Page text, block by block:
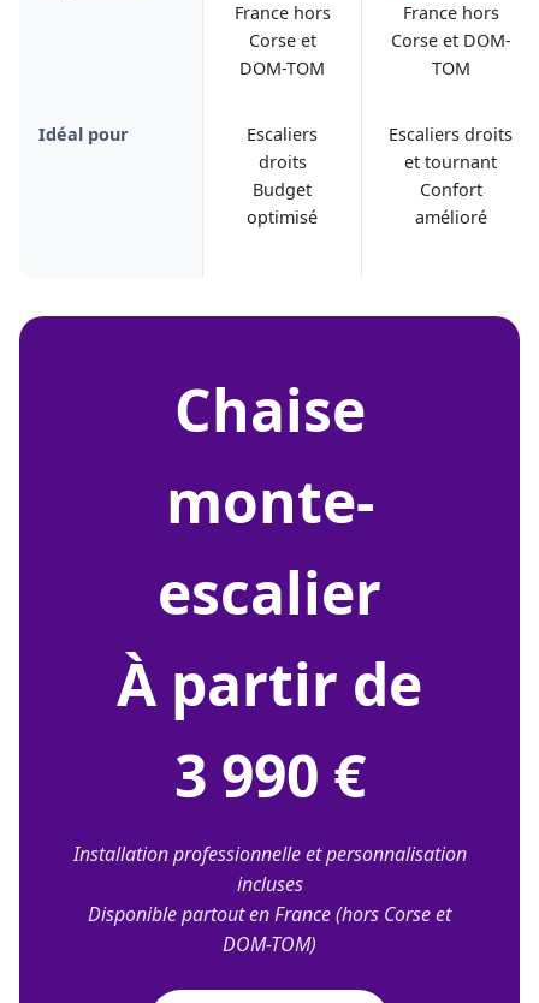
France hors
Corse et
DOM-TOM
France hors
Corse et DOM-
TOM
Idéal pour
Escaliers
droits
Budget
optimisé
Escaliers droits
et tournant
Confort
amélioré
chaise
monte-
escalier
À partir de
3 990 €
Installation professionnelle et personnalisation
incluses
Disponible partout en France (hors Corse et
DOM-TOM)